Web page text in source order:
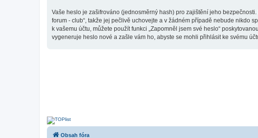
Vaše heslo je zašifrováno (jednosměrný hash) pro zajištění jeho
forum - club“, takže jej pečlivě uchovejte a v žádném případě nebude nikdo
k vašemu účtu, můžete použít funkci „Zapomněl jsem své heslo“
vygeneruje heslo nové a zašle vám ho, abyste se mohli přihlásit ke svému
Obsah fóra